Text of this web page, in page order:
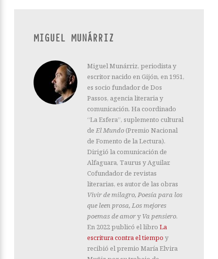
MIGUEL MUNÁRRIZ
Miguel Munárriz, periodista y
escritor nacido en Gijón, en 1951,
es socio fundador de Dos
Passos, agencia literaria y
comunicación. Ha coordinado
“La Esfera”, suplemento cultural
de El Mundo (Premio Nacional
de Fomento de la Lectura).
Dirigió la comunicación de
Alfaguara, Taurus y Aguilar.
Cofundador de revistas
literarias, es autor de las obras
Vivir de milagro, Poesía para los
que leen prosa, Los mejores
poemas de amoryVa pensiero.
En 2022 publicó el libro La
escritura contra el tiempo y
recibió el premio María Elvira